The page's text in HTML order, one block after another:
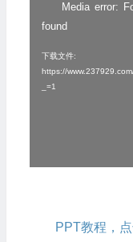
Media error:
found
下载文件:
https://
_=1
PPT教程，